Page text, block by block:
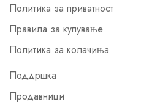
Политика за приватност
Правила за купување
Политика за колачиња
Поддршка
Продавници